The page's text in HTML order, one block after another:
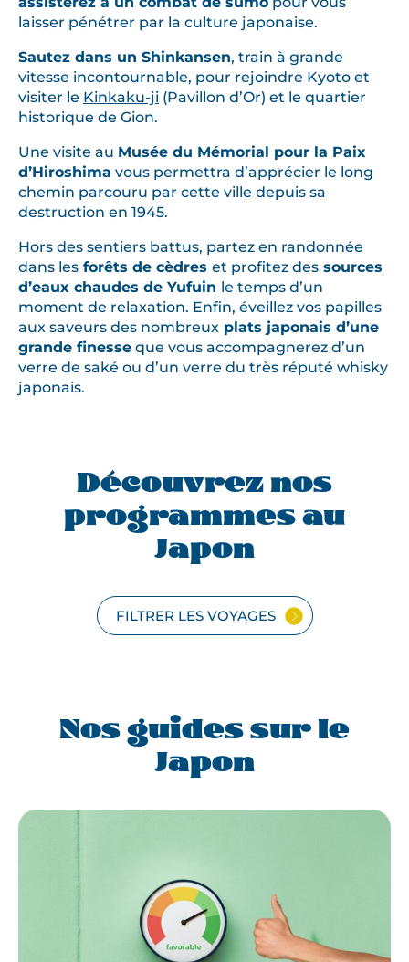
laisser pénétrer par la culture japonaise.
Sautez dans un Shinkansen, train à grande
vitesse incontournable, pour rejoindre Kyoto et
visiter le Kinkaku-ji (Pavillon d’Or) et le quartier
historique de Gion.
Une visite au Musée du Mémorial pour la Paix
d’Hiroshima vous permettra d’apprécier le long
chemin parcouru par cette ville depuis sa
destruction en 1945.
Hors des sentiers battus, partez en randonnée
dans les forêts de cèdres et profitez des sources
d’eaux chaudes de Yufuin le temps d’un
moment de relaxation. Enfin, éveillez vos papilles
aux saveurs des nombreux plats japonais d’une
grande finesse que vous accompagnerez d’un
verre de saké ou d’un verre du très réputé whisky
japonais.
Découvrez nos
programmes au
Japon
FILTRER LES VOYAGES
Nos guides sur le
Japon